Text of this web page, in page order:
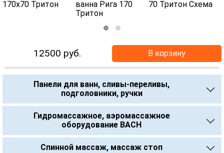
12500 руб. В корзину
Панели для ванн, сливы-переливы,
подголовники, ручки
Гидромассажное, аэромассажное
оборудование BACH
Спинной массаж, массаж стоп